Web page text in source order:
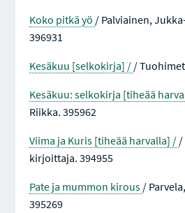
Koko pitkä yö / Palviainen,
396931
Kesäkuu [selkokirja] / /
Kesäkuu: selkokirja [tiheää
Riikka. 395962
Viima ja Kuris [tiheää harvalla] / /
kirjoittaja. 394955
Pate ja mummon kirous /
395269